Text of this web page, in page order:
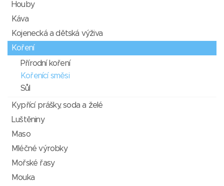
Houby
Káva
Kojenecká a dětská výživa
Koření
Přírodní koření
Kořenící směsi
Sůl
Kypřící prášky, soda a želé
Luštěniny
Maso
Mléčné výrobky
Mořské řasy
Mouka